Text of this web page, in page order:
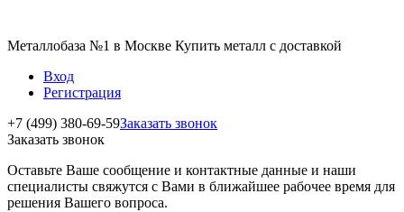
Металлобаза №1 в Москве Купить металл с доставкой
Вход
Регистрация
+7 (499) 380-69-59Заказать звонок
Заказать звонок
Оставьте Ваше сообщение и контактные данные и наши
специалисты свяжутся с Вами в ближайшее рабочее время для
решения Вашего вопроса.